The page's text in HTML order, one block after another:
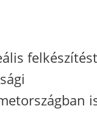
felkészítést